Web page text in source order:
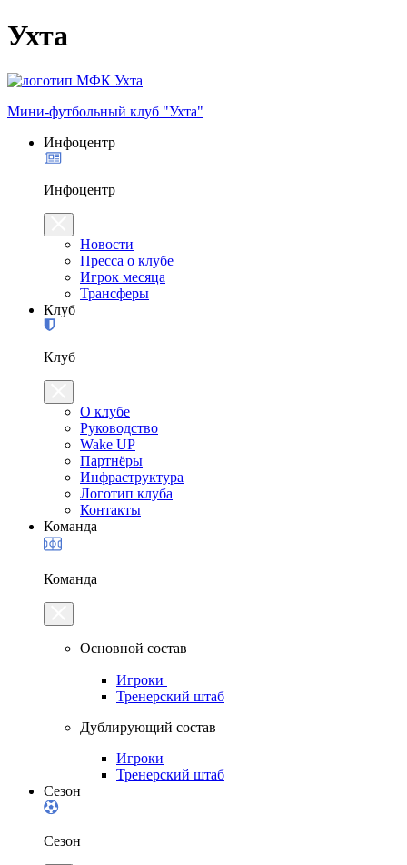
Ухта
Мини-футбольный клуб "Ухта"
Инфоцентр
Инфоцентр
Новости
Пресса о клубе
Игрок месяца
Трансферы
Клуб
Клуб
О клубе
Руководство
Wake UP
Партнёры
Инфраструктура
Логотип клуба
Контакты
Команда
Команда
Основной состав
Игроки
Тренерский штаб
Дублирующий состав
Игроки
Тренерский штаб
Сезон
Сезон